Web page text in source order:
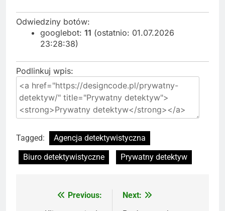
Odwiedziny botów:
googlebot: 11 (ostatnio: 01.07.2026
23:28:38)
Podlinkuj wpis:
Tagged:
Agencja detektywistyczna
Biuro detektywistyczne
Prywatny detektyw
NawigacjaPrevious:
Next: